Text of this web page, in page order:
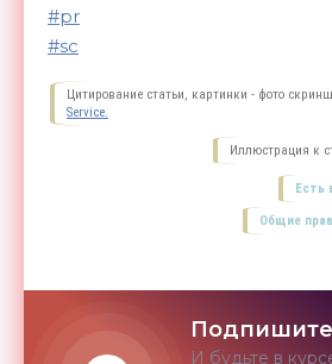
#pr
#sc
Цитирование статьи, картинки - фото
Service.
Иллюстрация к
Есть
Общие
И будьте в